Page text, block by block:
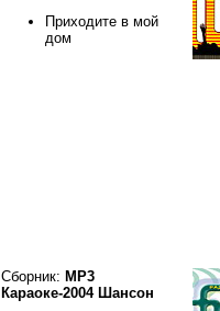
Приходите в мой
дом
Сборник: МР3
Караоке-2004 Шансон